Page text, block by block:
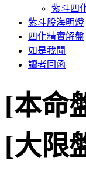
紫斗四
紫斗股海明燈
四化精實解盤
如是我聞
讀者回函
[本命
[大限